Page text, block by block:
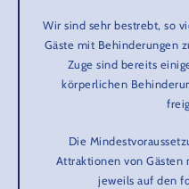
Wir sind sehr bestrebt, so
Gäste mit Behinderungen
Zuge sind bereits
körperlichen
Die
Attraktionen von Gästen
jeweils auf den